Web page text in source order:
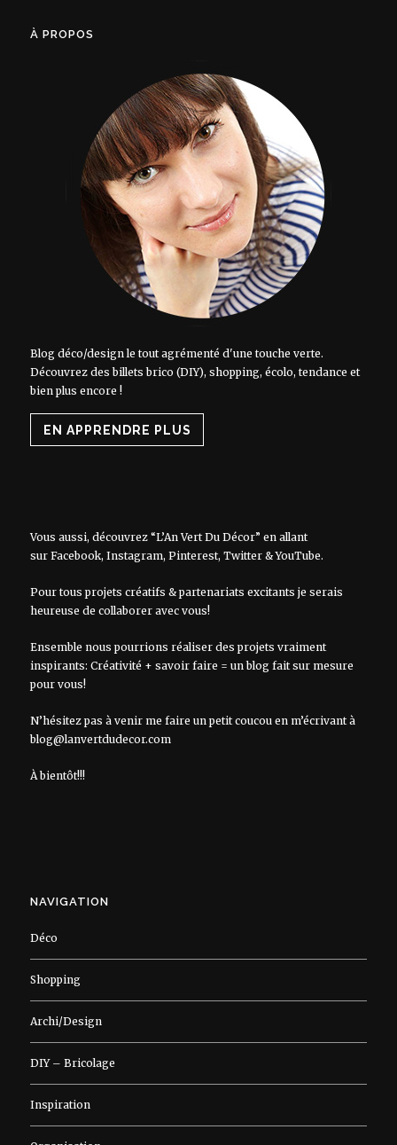
À PROPOS
Blog déco/design le tout agrémenté d'une touche verte.
Découvrez des billets brico (DIY), shopping, écolo, tendance et
bien plus encore !
EN APPRENDRE PLUS
Vous aussi, découvrez “L’An Vert Du Décor” en allant
sur Facebook, Instagram, Pinterest, Twitter&YouTube.
Pour tous projets créatifs & partenariats excitants je serais
heureuse de collaborer avec vous!
Ensemble nous pourrions réaliser des projets vraiment
inspirants: Créativité + savoir faire = un blog fait sur mesure
pour vous!
N’hésitez pas à venir me faire un petit coucou en m’écrivant à
blog@lanvertdudecor.com
À bientôt!!!
NAVIGATION
Déco
Shopping
Archi/Design
DIY – Bricolage
Inspiration